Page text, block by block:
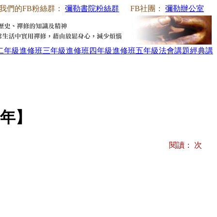
們的FB粉絲群： 彌勒書院粉絲群 FB社團： 彌勒辦公室
年級進修班三年級進修班四年級進修班五年級法會講題經典講
】
閱讀： 次